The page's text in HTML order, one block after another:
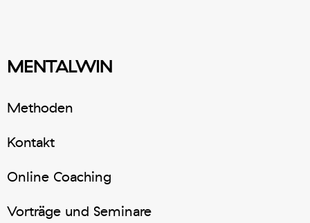
MENTALWIN
Methoden
Kontakt
Online Coaching
Vorträge und Seminare